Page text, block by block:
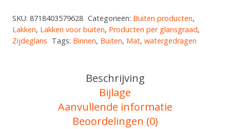
SKU: 8718403579628 Categorieën: Buiten producten,
Lakken, Lakken voor buiten, Producten per glansgraad,
Zijdeglans Tags: Binnen, Buiten, Mat, watergedragen
Beschrijving
Bijlage
Aanvullende informatie
Beoordelingen (0)